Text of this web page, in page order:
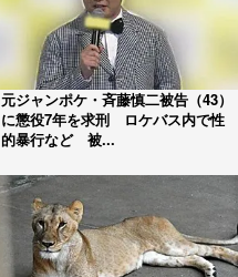
元ジャンポケ・斉藤慎二被告（43）
に懲役7年を求刑 ロケバス内で性
的暴行など 被...